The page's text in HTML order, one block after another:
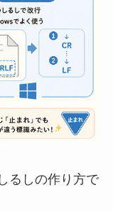
るしの作り方で